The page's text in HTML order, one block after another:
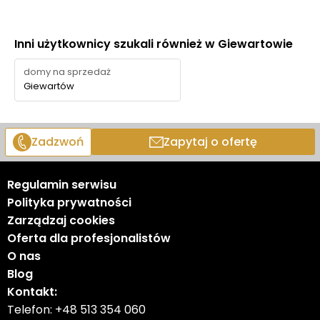
Pompa ciepła
Instalacja fotowoltaiczna
Winda
Śniadaniarnia
5 min do jeziora
Stacja ładowania pojazdów
Możliwość wynajmu za pośrednictwem operatora
Rowerownia
Inni użytkownicy szukali również w Giewartowie
domy na sprzedaż
Giewartów
Zadzwoń Zapytaj o ofertę
Regulamin serwisu
Polityka prywatności
Zarządzaj cookies
Oferta dla profesjonalistów
O nas
Blog
Kontakt:
Telefon: +48 513 354 060